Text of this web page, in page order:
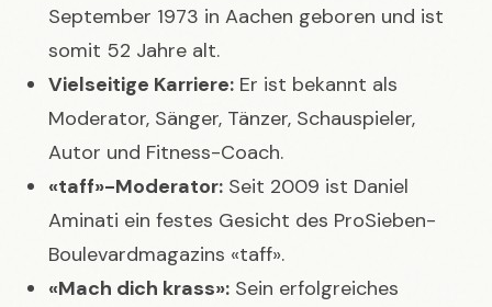
September 1973 in Aachen geboren und ist
somit 52 Jahre alt.
Vielseitige Karriere: Er ist bekannt als
Moderator, Sänger, Tänzer, Schauspieler,
Autor und Fitness-Coach.
«taff»-Moderator: Seit 2009 ist Daniel
Aminati ein festes Gesicht des ProSieben-
Boulevardmagazins «taff».
«Mach dich krass»: Sein erfolgreiches